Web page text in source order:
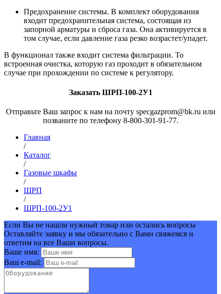
Предохранение системы. В комплект оборудования
входит предохранительная система, состоящая из
запорной арматуры и сброса газа. Она активируется в
том случае, если давление газа резко возрастет/упадет.
В функционал также входит система фильтрации. То
встроенная очистка, которую газ проходит в обязательном
случае при прохождении по системе к регулятору.
Заказать ШРП-100-2У1
Отправьте Ваш запрос к нам на почту specgazprom@bk.ru или
позваните по телефону 8-800-301-91-77.
Главная
/
Каталог
/
Газовые шкафы
/
ШРП
/
ШРП-100-2У1
Если Вы не нашли нужный товар или остались вопросы
Оставляйте заявку и мы обязательно с Вами свяжемся и
ответим на все Ваши вопросы.
Ваше имя:
Ваш e-mail: